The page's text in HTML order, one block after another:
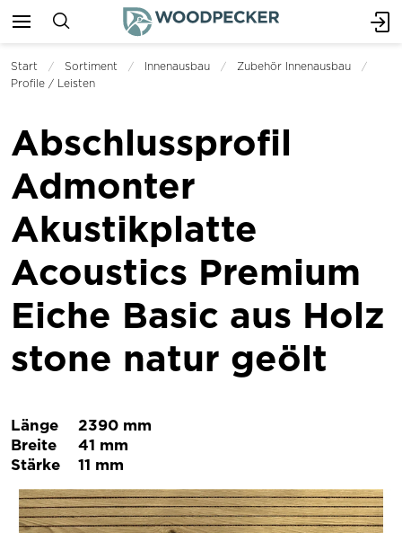
Start Sortiment Innenausbau
Zubehör Innenausbau
Profile / Leisten
Abschlussprofil
Admonter
Akustikplatte
Acoustics Premium
Eiche Basic aus Holz
stone natur geölt
Länge
2390 mm
Breite
41 mm
Stärke
11 mm